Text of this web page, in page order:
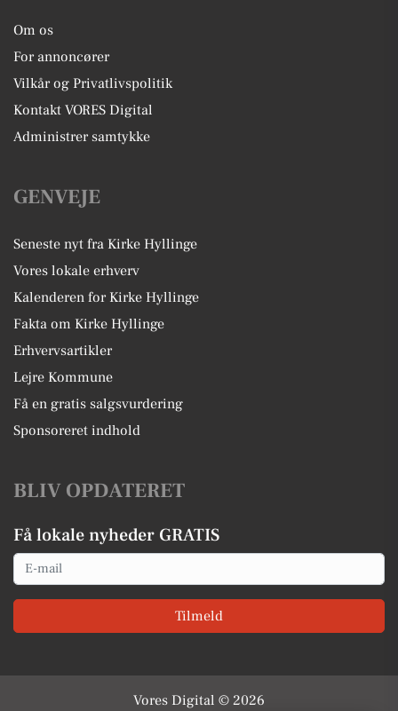
Om os
For annoncører
Vilkår og Privatlivspolitik
Kontakt VORES Digital
Administrer samtykke
GENVEJE
Seneste nyt fra Kirke Hyllinge
Vores lokale erhverv
Kalenderen for Kirke Hyllinge
Fakta om Kirke Hyllinge
Erhvervsartikler
Lejre Kommune
Få en gratis salgsvurdering
Sponsoreret indhold
BLIV OPDATERET
Få lokale nyheder GRATIS
Email
Tilmeld
Vores Digital © 2026